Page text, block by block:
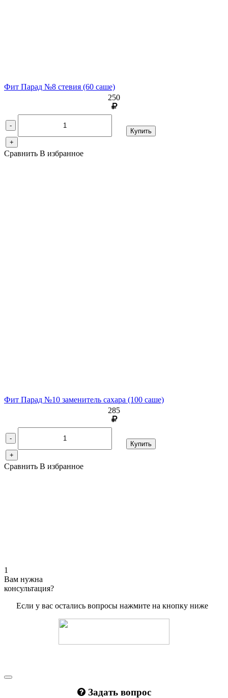
Фит Парад №8 стевия (60 саше)
250
-
+
Купить
Сравнить В избранное
Фит Парад №10 заменитель сахара (100 саше)
285
-
+
Купить
Сравнить В избранное
1
Вам нужна
консультация?
Если у вас остались вопросы нажмите на кнопку ниже
Задать вопрос